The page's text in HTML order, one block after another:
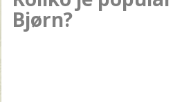
Bjørn?